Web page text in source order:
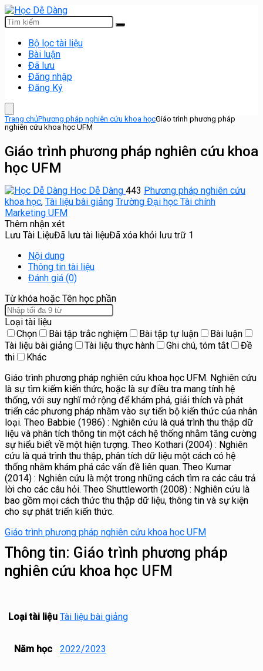
Bộ lọc tài liệu
Bài luận
Đã lưu
Đăng nhập
Đăng Ký
Trang chủPhương pháp nghiên cứu khoa họcGiáo trình phương pháp
nghiên cứu khoa học UFM
Giáo trình phương pháp nghiên cứu khoa
học UFM
Học Dễ Dàng 443 Phương pháp nghiên cứu
khoa học, Tài liệu bài giảng Trường Đại học Tài chính
Marketing UFM
Thêm nhận xét
Lưu Tài LiệuĐã lưu tài liệuĐã xóa khỏi lưu trữ 1
Nội dung
Thông tin tài liệu
Đánh giá (0)
Từ khóa hoặc Tên học phần
Loại tài liệu
Chọn
Bài tập trắc nghiệm Bài tập tự luận
Bài luận
Tài liệu bài giảng
Tài liệu thực hành Ghi chú, tóm tắt
Đề
thi
Khác
Giáo trình phương pháp nghiên cứu khoa học UFM. Nghiên cứu
là sự tìm kiếm kiến thức, hoặc là sự điều tra mang tính hệ
thống, với suy nghĩ mở rộng để khám phá, giải thích và phát
triển các phương pháp nhằm vào sự tiến bộ kiến thức của nhân
loại. Theo Babbie (1986) : Nghiên cứu là quá trình thu thập dữ
liệu và phân tích thông tin một cách hệ thống nhằm tăng cường
sự hiểu biết về một hiện tượng. Theo Kothari (2004) : Nghiên
cứu là quá trình thu thập, phân tích dữ liệu một cách có hệ
thống nhằm khám phá các vấn đề liên quan. Theo Kumar
(2014) : Nghiên cứu là một trong những cách tìm ra các câu trả
lời cho các câu hỏi. Theo Shuttleworth (2008) : Nghiên cứu là
bao gồm mọi cách thức thu thập dữ liệu, thông tin và sự kiện
cho sự phát triển kiến thức.
Giáo trình phương pháp nghiên cứu khoa học UFM
Thông tin: Giáo trình phương pháp
nghiên cứu khoa học UFM
Loại tài liệu Tài liệu bài giảng
Năm học 2022/2023